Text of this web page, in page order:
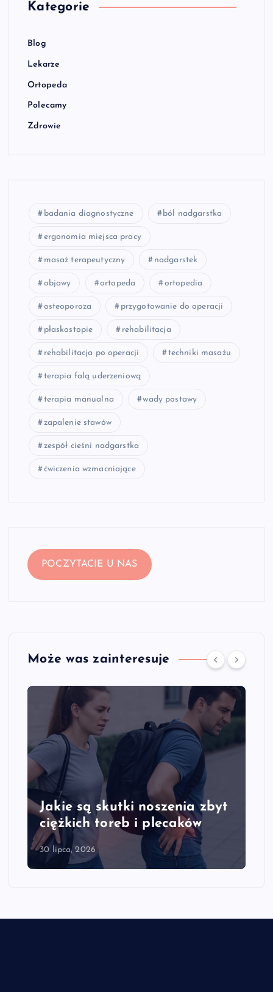
Kategorie
Blog
Lekarze
Ortopeda
Polecamy
Zdrowie
badania diagnostyczne ból nadgarstka
ergonomia miejsca pracy
masaż terapeutyczny nadgarstek
objawy ortopeda ortopedia
osteoporoza przygotowanie do operacji
płaskostopie rehabilitacja
rehabilitacja po operacji techniki masażu
terapia falą uderzeniową
terapia manualna wady postawy
zapalenie stawów
zespół cieśni nadgarstka
ćwiczenia wzmacniające
POCZYTACIE U NAS
Może was zainteresuje
Jakie są skutki noszenia zbyt
ciężkich toreb i plecaków
30 lipca, 2026